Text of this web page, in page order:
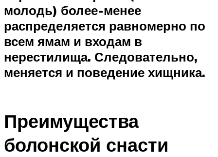
молодь) более-менее
распределяется равномерно по
всем ямам и входам в
нерестилища. Следовательно,
меняется и поведение хищника.
Преимущества
болонской снасти